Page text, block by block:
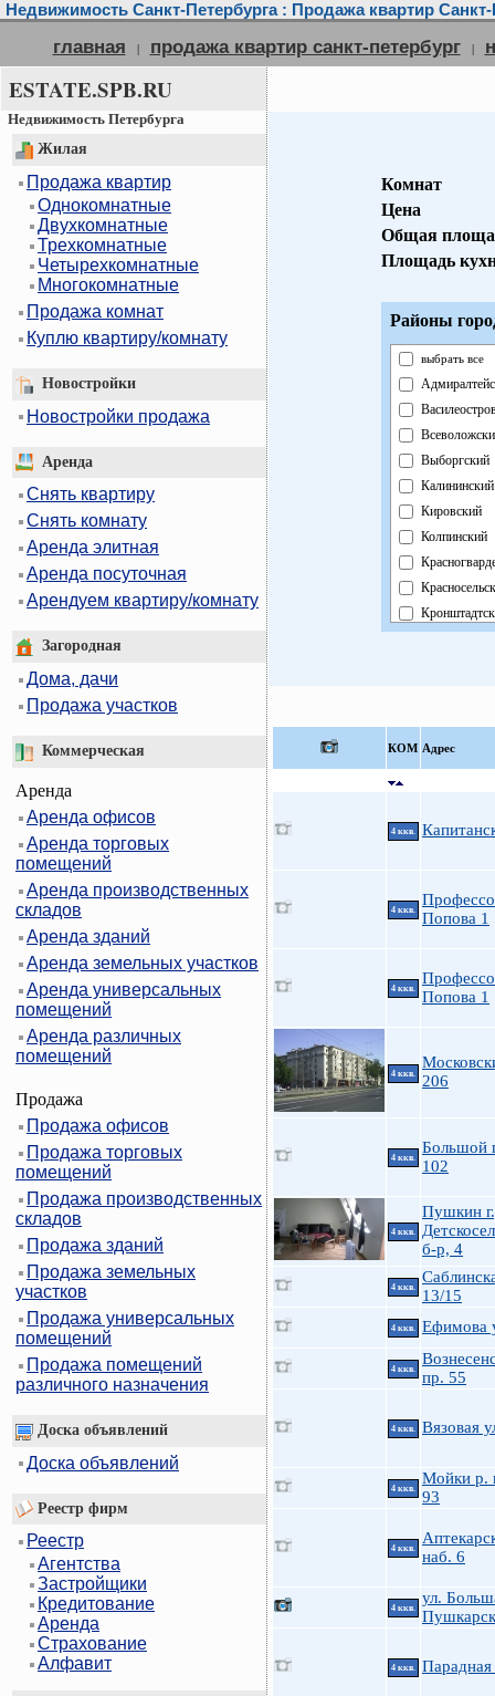
Недвижимость Санкт-Петербурга : Продажа квартир Санкт-
главная | продажа квартир санкт-петербург |
ESTATE.SPB.RU
Недвижимость Петербурга
Жилая
Продажа квартир
Однокомнатные
Двухкомнатные
Трехкомнатные
Четырехкомнатные
Многокомнатные
Продажа комнат
Куплю квартиру/комнату
Новостройки
Новостройки продажа
Аренда
Снять квартиру
Снять комнату
Аренда элитная
Аренда посуточная
Арендуем квартиру/комнату
Загородная
Дома, дачи
Продажа участков
Коммерческая
Аренда
Аренда офисов
Аренда торговых
помещений
Аренда производственных
складов
Аренда зданий
Аренда земельных участков
Аренда универсальных
помещений
Аренда различных
помещений
Продажа
Продажа офисов
Продажа торговых
помещений
Продажа производственных
складов
Продажа зданий
Продажа земельных
участков
Продажа универсальных
помещений
Продажа помещений
различного назначения
Доска объявлений
Доска объявлений
Реестр фирм
Реестр
Агентства
Застройщики
Кредитование
Аренда
Страхование
Алфавит
Комнат
Цена
Общая
Площадь
Районы
выбрать все
Выборгский
Калининский
Кировский
Колпинский
Павловский
Пушкинский
Центральный
КOМ Адрес
4 ккв.
4 ккв.
Попова 1
4 ккв.
Попова 1
4 ккв.
206
4 ккв.
Большой
102
4 ккв.
Пушкин
б-р, 4
4 ккв.
13/15
4 ккв. Ефимова
4 ккв.
пр. 55
4 ккв. Вязовая
4 ккв.
Мойки р.
93
4 ккв.
наб. 6
4 ккв.
ул.
4 ккв. Парадная